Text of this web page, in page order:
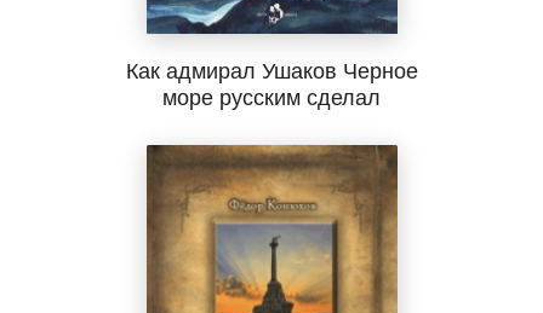
Как адмирал Ушаков Черное
море русским сделал